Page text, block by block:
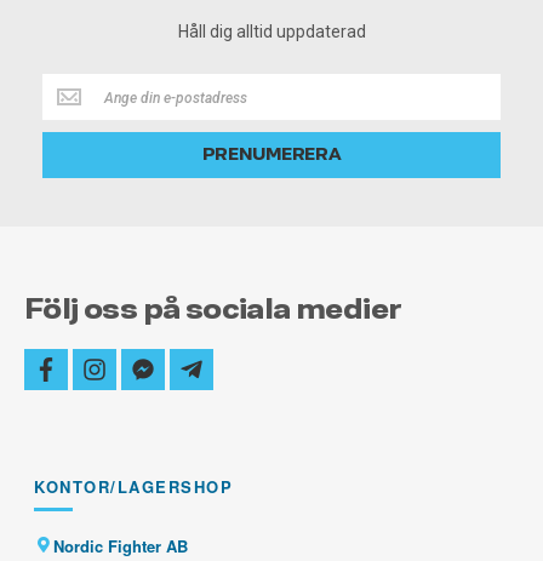
Håll dig alltid uppdaterad
Håll
dig
alltid
PRENUMERERA
Följ oss på sociala medier
facebookinstagram
facebook-
messenger
telegram-
plane
KONTOR/LAGERSHOP
Nordic Fighter AB